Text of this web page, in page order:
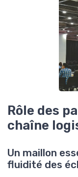
Rôle des
chaîne
Un maillon
fluidité des